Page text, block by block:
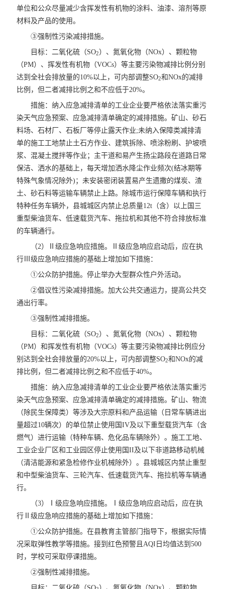
单位和公众尽量减少含挥发性有机物的涂料、油漆、溶剂等原
材料及产品的使用。
③强制性污染减排措施。
目标：二氧化硫（SO2）、氮氧化物（NOx）、颗粒物
（PM）、挥发性有机物（VOCs）等主要污染物减排比例分别
达到全社会排放量的10%以上，可内部调整SO2和NOx的减排
比例，但二者减排比例之和不应低于20%。
措施：纳入应急减排清单的工业企业要严格依法落实重污
染天气应急预案、应急减排清单确定的减排措施。矿山、砂石
料场、石材厂、石板厂等停止露天作业;未纳入保障类减排清
单的施工工地禁止土石方作业、建筑拆除、喷涂粉刷、护坡喷
浆、混凝土搅拌等作业；主干道和易产生扬尘路段在道路日常
保洁、洒水的基础上，每天增加洒水降尘作业频次(结冰期等
特殊气象情况除外)；未安装密闭装置易产生遗撒的煤炭、渣
土、砂石料等运输车辆禁止上路。除城市运行保障车辆和执行
特种任务车辆外，县城城区内禁止总质量12t（含）以上国三
重型柴油货车、低速载货汽车、拖拉机和其他不符合排放标准
的车辆通行。
（2）Ⅱ级应急响应措施。Ⅱ级应急响应启动后，应在执
行Ⅲ级应急响应措施的基础上增加如下措施：
①公众防护措施。停止举办大型群众性户外活动。
②倡议性污染减排措施。加大公共交通运力，提高公共交
通出行率。
③强制性减排措施。
目标：二氧化硫（SO2）、氮氧化物（NOx）、颗粒物
（PM）和挥发性有机物（VOCs）等主要污染物减排比例应分
别达到全社会排放量的20%以上，可内部调整SO2和NOx的减
排比例，但二者减排比例之和不应低于40%。
措施：纳入应急减排清单的工业企业要严格依法落实重污
染天气应急预案、应急减排清单确定的减排措施。矿山、物流
（除民生保障类）等涉及大宗原料和产品运输（日常车辆进出
量超过10辆次）的单位禁止使用国IV及以下重型载货汽车（含
燃气）进行运输（特种车辆、危化品车辆除外）。施工工地、
工业企业厂区和工业园区停止使用国II及以下非道路移动机械
（清洁能源和紧急检修作业机械除外）。县城城区内禁止重型
和中型柴油货车、三轮汽车、低速载货汽车、拖拉机等车辆通
行。
（3）Ⅰ级应急响应措施。Ⅰ级应急响应启动后，应在执
行Ⅱ级应急响应措施的基础上增加如下措施：
①公众防护措施。在县教育主管部门指导下，根据实际情
况采取弹性教学等措施。接到红色预警且AQI日均值达到500
时，学校可采取停课措施。
②强制性减排措施。